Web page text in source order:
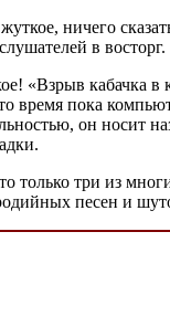
ничего
в восторг.
«Взрыв
пока
он носит
только три из
песен и